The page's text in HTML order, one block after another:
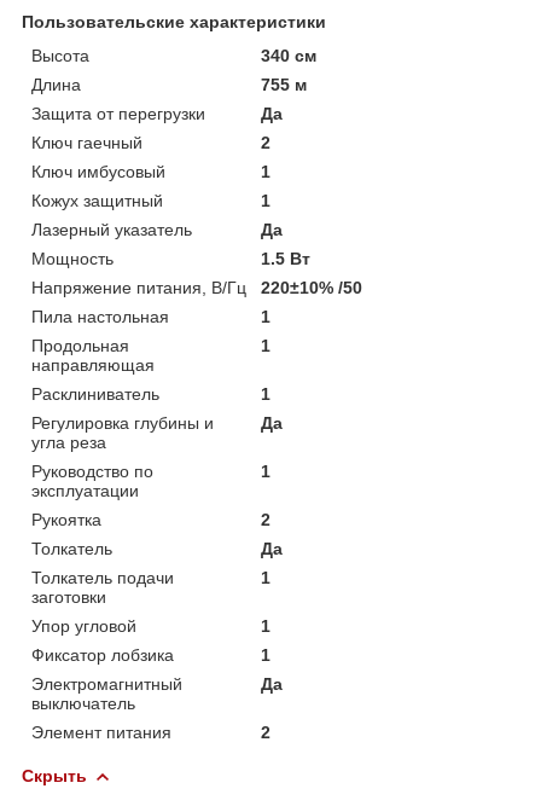
Пользовательские характеристики
Высота
340 см
Длина
755 м
Защита от перегрузки
Да
Ключ гаечный
2
Ключ имбусовый
1
Кожух защитный
1
Лазерный указатель
Да
Мощность
1.5 Вт
Напряжение питания, В/Гц
220±10% /50
Пила настольная
1
Продольная
направляющая
1
Расклиниватель
1
Регулировка глубины и
угла реза
Да
Руководство по
эксплуатации
1
Рукоятка
2
Толкатель
Да
Толкатель подачи
заготовки
1
Упор угловой
1
Фиксатор лобзика
1
Электромагнитный
выключатель
Да
Элемент питания 2
Скрыть